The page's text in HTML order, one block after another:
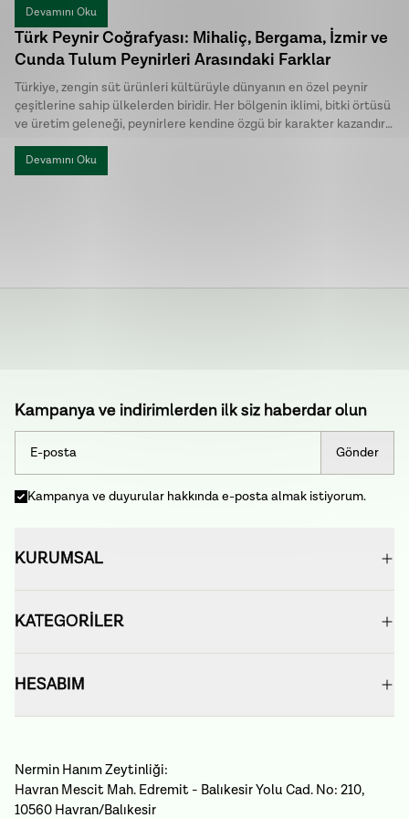
daha uygun olduğunu belirler.
Devamını Oku
Türk Peynir Coğrafyası: Mihaliç, Bergama, İzmir ve
Cunda Tulum Peynirleri Arasındaki Farklar
Türkiye, zengin süt ürünleri kültürüyle dünyanın en özel peynir
çeşitlerine sahip ülkelerden biridir. Her bölgenin iklimi, bitki örtüsü
ve üretim geleneği, peynirlere kendine özgü bir karakter kazandırır.
Türk peynirleri arasında öne çıkan Mihaliç peyniri, Bergama Tulum,
İzmir Tulum ve Cunda Tulum ise hem üretim yöntemleri hem de
lezzet profilleriyle birbirinden ayrılır.
Devamını Oku
Kampanya ve indirimlerden ilk siz haberdar olun
Gönder
Kampanya ve duyurular hakkında e-posta almak istiyorum.
KURUMSAL
KATEGORİLER
HESABIM
Nermin Hanım Zeytinliği:
Havran Mescit Mah. Edremit - Balıkesir Yolu Cad. No: 210,
10560 Havran/Balıkesir